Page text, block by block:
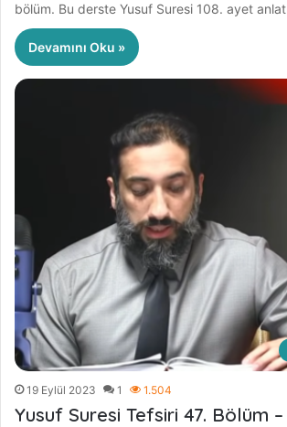
bölüm. Bu derste Yusuf Suresi 108. ayet
Devamını Oku »
19 Eylül 2023 1 1.504
Yusuf Suresi Tefsiri 47. Bölüm